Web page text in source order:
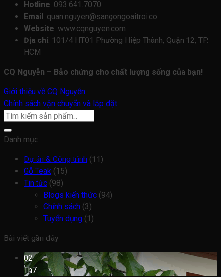
Hotline: 093.641.7070
Email: quan.nguyen@sangongoaitroi.co
Website: www.cqnguyen.com
Địa chỉ: 101/4 HT01 Phường Hiệp Thành, Quận 12, TP.
HCM
CQ Nguyễn – Bảo chứng cho chất lượng sống của bạn!
Giới thiệu về CQ Nguyễn
Chính sách vận chuyển và lắp đặt
Danh mục
Dự án & Công trình (11)
Gỗ Teak (15)
Tin tức (98)
Blogs kiến thức (94)
Chính sách (3)
Tuyển dụng (1)
Bài viết gần đây
02
Th7